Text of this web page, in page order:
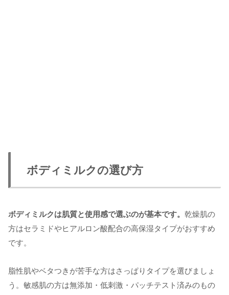
ボディミルクの選び方
ボディミルクは肌質と使用感で選ぶのが基本です。 乾燥肌の
方はセラミドやヒアルロン酸配合の高保湿タイプがおすすめ
です。
脂性肌やベタつきが苦手な方はさっぱりタイプを選びましょ
う。敏感肌の方は無添加・低刺激・パッチテスト済みのもの